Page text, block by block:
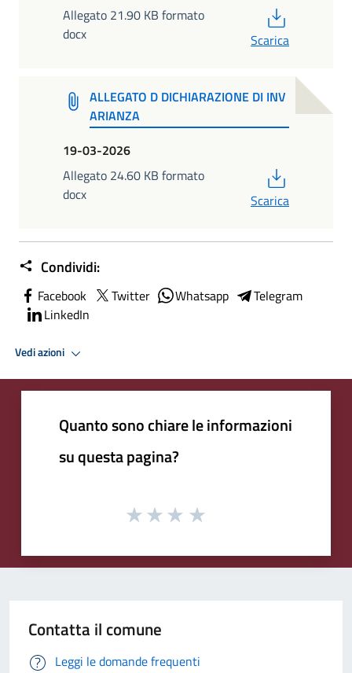
Allegato 21.90 KB formato
docx
Scarica
ALLEGATO D DICHIARAZIONE DI INV
ARIANZA
19-03-2026
Allegato 24.60 KB formato
docx
Scarica
Condividi:
Facebook Twitter Whatsapp
Telegram
LinkedIn
Vedi azioni
Quanto sono chiare le informazioni
su questa pagina?
Contatta il comune
Leggi le domande frequenti